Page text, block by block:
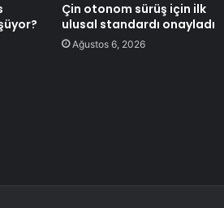
Çin otonom sürüş için ilk
ulusal standardı onayladı
Ağustos 6, 2026